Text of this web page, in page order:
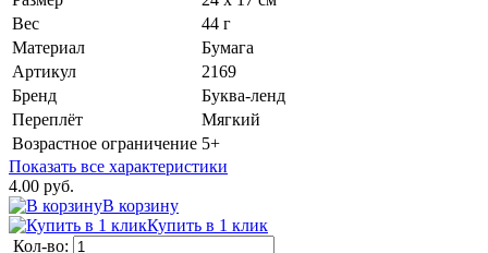
Вес
44 г
Материал
Бумага
Артикул
2169
Бренд
Буква-ленд
Переплёт
Мягкий
Возрастное ограничение 5+
Показать все характеристики
4.00 руб.
В корзину
Купить в 1 клик
Кол-во: